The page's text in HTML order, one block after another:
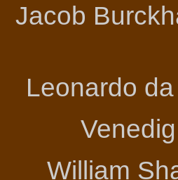
Jacob
Leonardo
William